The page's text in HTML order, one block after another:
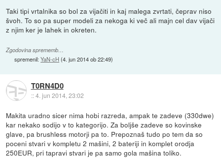
Taki tipi vrtalnika so bol za vijačiti in kaj malega zvrtati, čeprav niso
švoh. To so pa super modeli za nekoga ki več ali majn cel dav vijači
z njim ker je lahek in okreten.
Zgodovina sprememb…
spremenil:YaN-cH (4. jun 2014 ob 22:49)
T0RN4D0
::4. jun 2014, 23:02
Makita uradno sicer nima hobi razreda, ampak te zadeve (330dwe)
kar nekako sodijo v to kategorijo. Za boljše zadeve so kovinske
glave, pa brushless motorji pa to. Prepoznaš tudo po tem da so
poceni stvari v kompletu 2 mašini, 2 bateriji in komplet orodja
250EUR, pri tapravi stvari je pa samo gola mašina toliko.